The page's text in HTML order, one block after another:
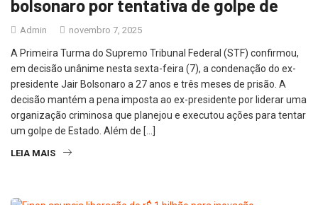
bolsonaro por tentativa de golpe de
Admin novembro 7, 2025
A Primeira Turma do Supremo Tribunal Federal (STF) confirmou,
em decisão unânime nesta sexta-feira (7), a condenação do ex-
presidente Jair Bolsonaro a 27 anos e três meses de prisão. A
decisão mantém a pena imposta ao ex-presidente por liderar uma
organização criminosa que planejou e executou ações para tentar
um golpe de Estado. Além de […]
LEIA MAIS